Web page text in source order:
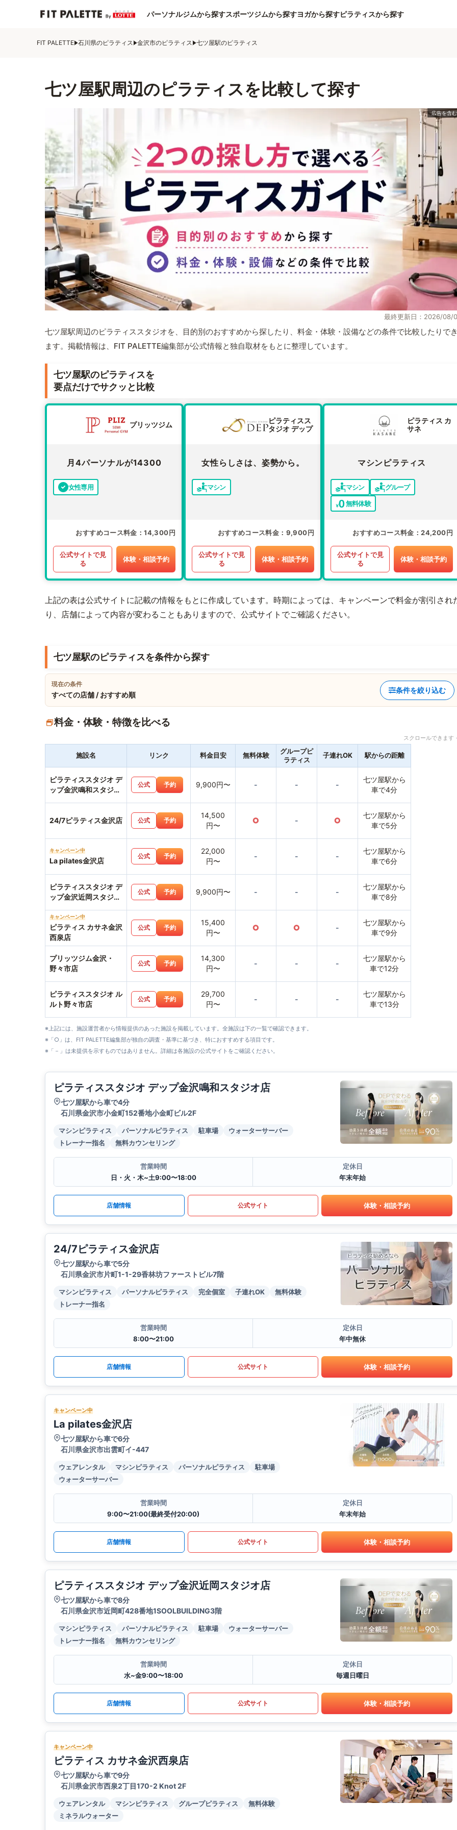
パーソナルジムから探すスポーツジムから探すヨガから探すピラティスから探す
FIT PALETTE 石川県のピラティス 金沢市のピラティス 七ツ屋駅のピラティス
七ツ屋駅周辺のピラティスを比較して探す
最終更新日：2026/08/
七ツ屋駅周辺のピラティススタジオを、目的別のおすすめから探したり、料金・体験・設備などの条件で比較したりで
ます。掲載情報は、FIT PALETTE編集部が公式情報と独自取材をもとに整理しています。
七ツ屋駅のピラティスを
要点だけでサクッと比較
プリッツジム
月4パーソナルが14300
女性専用
おすすめコース料金 14,300円
公式サイトで見
る
体験・相談予約
ピラティスス
タジオ デップ
女性らしさは、姿勢から。
マシン
おすすめコース料金 9,900円
公式サイトで見
る
体験・相談予約
ピラティス カ
サネ
マシンピラティス
マシン
グループ
無料体験
おすすめコース料金 24,200円
公式サイトで見
る
体験・相談予約
上記の表は公式サイトに記載の情報をもとに作成しています。時期によっては、キャンペーンで料金が割引され
り、店舗によって内容が変わることもありますので、公式サイトでご確認ください。
七ツ屋駅のピラティスを条件から探す
現在の条件
すべての店舗 / おすすめ順
条件を絞り込む
料金・体験・特徴を比べる
スクロールできま
施設名 リンク 料金目安 無料体験
グループピ
ラティス
子連れOK 駅からの距離
ピラティススタジオ デ
ップ金沢鳴和スタジオ
公式 予約 9,900円〜 - - -
七ツ屋駅から
車で4分
24/7ピラティス金沢店 公式 予約
14,500
円〜
○ - ○
七ツ屋駅から
車で5分
キャンペーン中
La pilates金沢店
公式 予約
22,000
円〜
- - -
七ツ屋駅から
車で6分
ピラティススタジオ デ
ップ金沢近岡スタジオ
公式 予約 9,900円〜 - - -
七ツ屋駅から
車で8分
キャンペーン中
ピラティス カサネ金沢
西泉店
公式 予約
15,400
円〜
○ ○ -
七ツ屋駅から
車で9分
プリッツジム金沢・
野々市店
公式 予約
14,300
円〜
- - -
七ツ屋駅から
車で12分
ピラティススタジオ ル
ルト野々市店
公式 予約
29,700
円〜
- - -
七ツ屋駅から
車で13分
※上記には、施設運営者から情報提供のあった施設を掲載しています。全施設は下の一覧で確認できます。
※「○」は、FIT PALETTE編集部が独自の調査・基準に基づき、特におすすめする項目です。
※「－」は未提供を示すものではありません。詳細は各施設の公式サイトをご確認ください。
ピラティススタジオ デップ金沢鳴和スタジオ店
七ツ屋駅から車で4分
石川県金沢市小金町152番地小金町ビル2F
マシンピラティス パーソナルピラティス 駐車場
ウォーターサーバー
トレーナー指名
無料カウンセリング
営業時間
日・火・木~土9:00〜18:00
定休日
年末年始
店舗情報 公式サイト 体験・相談予約
24/7ピラティス金沢店
七ツ屋駅から車で5分
石川県金沢市片町1-1-29香林坊ファーストビル7階
マシンピラティス パーソナルピラティス 完全個室 子連れOK
無料体験
トレーナー指名
営業時間
8:00〜21:00
定休日
年中無休
店舗情報 公式サイト 体験・相談予約
キャンペーン中
La pilates金沢店
七ツ屋駅から車で6分
石川県金沢市出雲町イ-447
ウェアレンタル マシンピラティス パーソナルピラティス
駐車場
ウォーターサーバー
営業時間
9:00〜21:00(最終受付20:00)
定休日
年末年始
店舗情報 公式サイト 体験・相談予約
ピラティススタジオ デップ金沢近岡スタジオ店
七ツ屋駅から車で8分
石川県金沢市近岡町428番地1SOOLBUILDING3階
マシンピラティス パーソナルピラティス 駐車場
ウォーターサーバー
トレーナー指名
無料カウンセリング
営業時間
水~金9:00〜18:00
定休日
毎週日曜日
店舗情報 公式サイト 体験・相談予約
キャンペーン中
ピラティス カサネ金沢西泉店
七ツ屋駅から車で9分
石川県金沢市西泉2丁目170-2 Knot 2F
ウェアレンタル マシンピラティス グループピラティス
無料体験
ミネラルウォーター